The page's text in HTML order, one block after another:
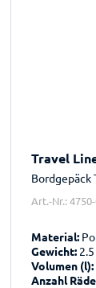
Travel
Bordgepäck
Art.-Nr.:
Material:
Gewicht:
Volumen (l):
Anzahl